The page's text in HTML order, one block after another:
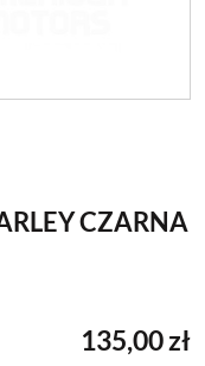
CZARNA
135,00 zł